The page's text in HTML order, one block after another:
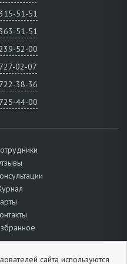
51-51
51-51
52-00
02-07
38-36
44-00
сайта используются